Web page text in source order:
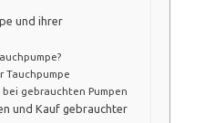
und ihrer
Tauchpumpe
gebrauchten Pumpen
und Kauf gebrauchter